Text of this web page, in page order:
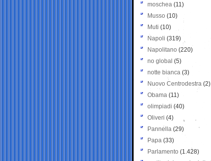
moschea (11)
Musso (10)
Muti (10)
Napoli (319)
Napolitano (220)
no global (5)
notte bianca (3)
Nuovo Centrodestra (2)
Obama (11)
olimpiadi (40)
Oliveri (4)
Pannella (29)
Papa (33)
Parlamento (1.428)